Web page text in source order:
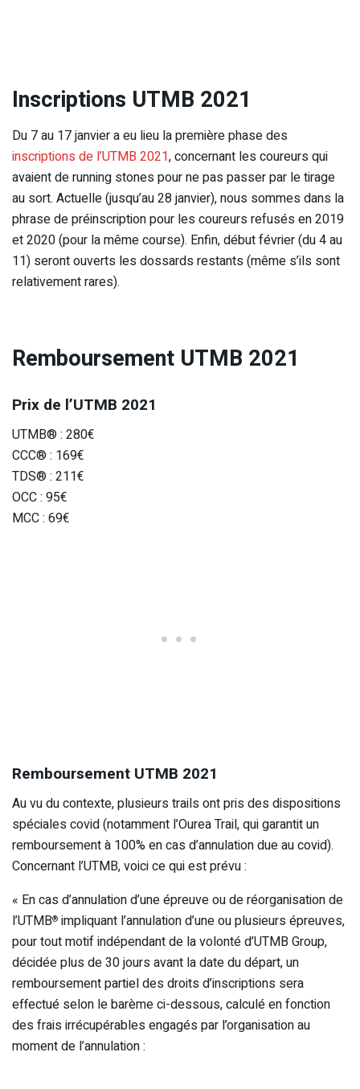
Inscriptions UTMB 2021
Du 7 au 17 janvier a eu lieu la première phase des
inscriptions de l’UTMB 2021, concernant les coureurs qui
avaient de running stones pour ne pas passer par le tirage
au sort. Actuelle (jusqu’au 28 janvier), nous sommes dans la
phrase de préinscription pour les coureurs refusés en 2019
et 2020 (pour la même course). Enfin, début février (du 4 au
11) seront ouverts les dossards restants (même s’ils sont
relativement rares).
Remboursement UTMB 2021
Prix de l’UTMB 2021
UTMB® : 280€
CCC® : 169€
TDS® : 211€
OCC : 95€
MCC : 69€
Remboursement UTMB 2021
Au vu du contexte, plusieurs trails ont pris des dispositions
spéciales covid (notamment l’Ourea Trail, qui garantit un
remboursement à 100% en cas d’annulation due au covid).
Concernant l’UTMB, voici ce qui est prévu :
« En cas d’annulation d’une épreuve ou de réorganisation de
l’UTMB® impliquant l’annulation d’une ou plusieurs épreuves,
pour tout motif indépendant de la volonté d’UTMB Group,
décidée plus de 30 jours avant la date du départ, un
remboursement partiel des droits d’inscriptions sera
effectué selon le barème ci-dessous, calculé en fonction
des frais irrécupérables engagés par l’organisation au
moment de l’annulation :